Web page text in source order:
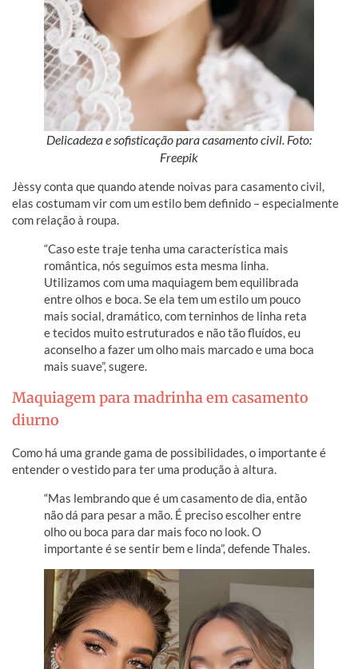
Delicadeza e sofisticação para casamento civil. Foto:
Freepik
Jèssy conta que quando atende noivas para casamento civil,
elas costumam vir com um estilo bem definido – especialmente
com relação à roupa.
“Caso este traje tenha uma característica mais
romântica, nós seguimos esta mesma linha.
Utilizamos com uma maquiagem bem equilibrada
entre olhos e boca. Se ela tem um estilo um pouco
mais social, dramático, com terninhos de linha reta
e tecidos muito estruturados e não tão fluídos, eu
aconselho a fazer um olho mais marcado e uma boca
mais suave”, sugere.
Maquiagem para madrinha em casamento
diurno
Como há uma grande gama de possibilidades, o importante é
entender o vestido para ter uma produção à altura.
“Mas lembrando que é um casamento de dia, então
não dá para pesar a mão. É preciso escolher entre
olho ou boca para dar mais foco no look. O
importante é se sentir bem e linda”, defende Thales.